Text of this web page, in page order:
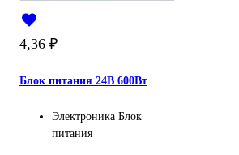
4,36 ₽
Блок питания 24В 600Вт
Электроника Блок
питания